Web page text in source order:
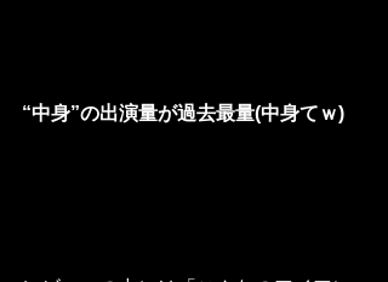
“中身”の出演量が過去最量(中身てｗ)